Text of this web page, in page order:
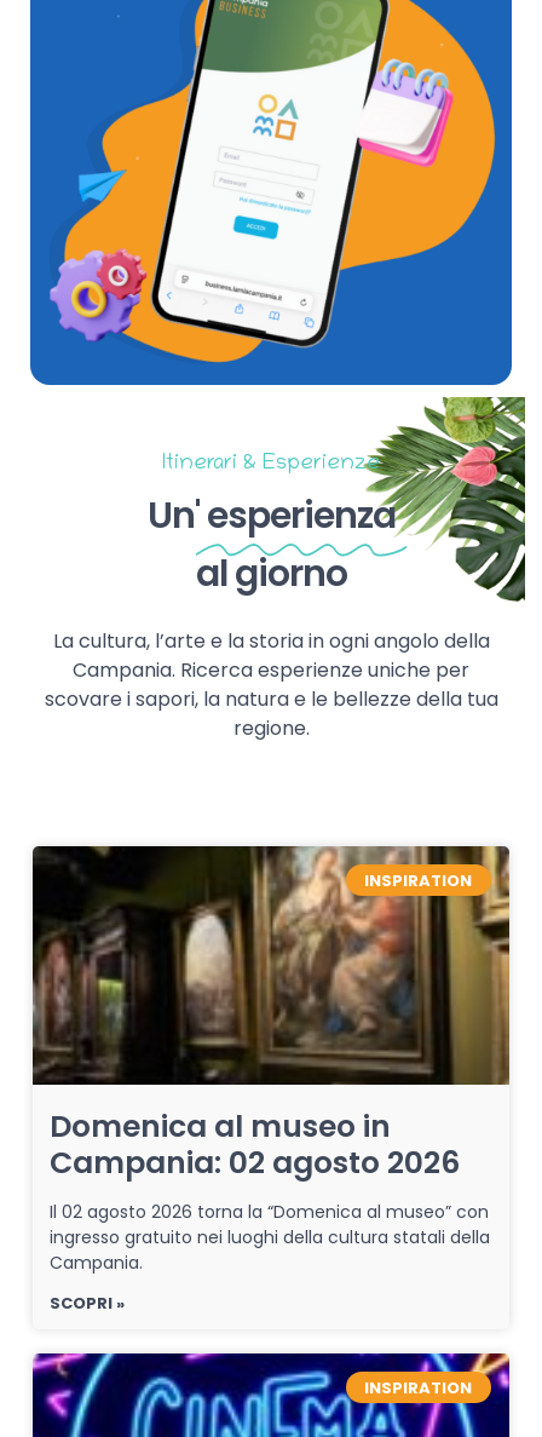
Itinerari & Esperienze
Un'esperienza
al giorno
La cultura, l’arte e la storia in ogni angolo della
Campania. Ricerca esperienze uniche per
scovare i sapori, la natura e le bellezze della tua
regione.
INSPIRATION
Domenica al museo in
Campania: 02 agosto 2026
Il 02 agosto 2026 torna la “Domenica al museo” con
ingresso gratuito nei luoghi della cultura statali della
Campania.
SCOPRI »
INSPIRATION